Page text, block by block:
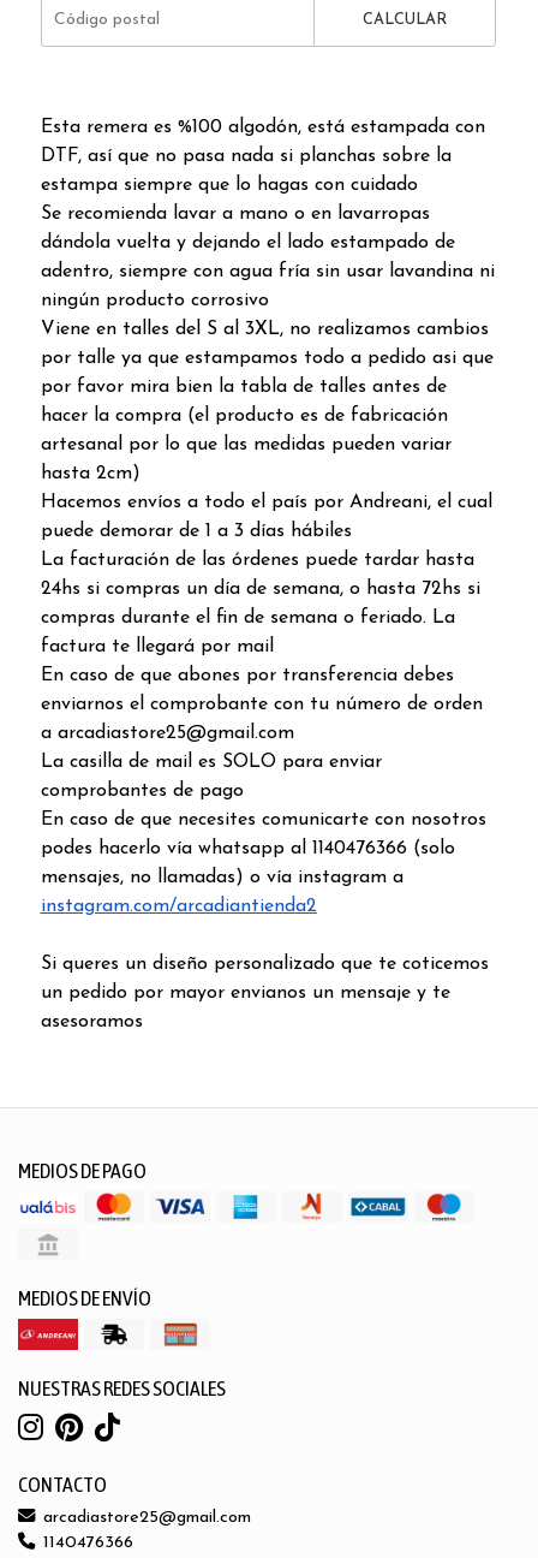
CALCULAR
Esta remera es %100 algodón, está estampada con
DTF, así que no pasa nada si planchas sobre la
estampa siempre que lo hagas con cuidado
Se recomienda lavar a mano o en lavarropas
dándola vuelta y dejando el lado estampado de
adentro, siempre con agua fría sin usar lavandina ni
ningún producto corrosivo
Viene en talles del S al 3XL, no realizamos cambios
por talle ya que estampamos todo a pedido asi que
por favor mira bien la tabla de talles antes de
hacer la compra (el producto es de fabricación
artesanal por lo que las medidas pueden variar
hasta 2cm)
Hacemos envíos a todo el país por Andreani, el cual
puede demorar de 1 a 3 días hábiles
La facturación de las órdenes puede tardar hasta
24hs si compras un día de semana, o hasta 72hs si
compras durante el fin de semana o feriado. La
factura te llegará por mail
En caso de que abones por transferencia debes
enviarnos el comprobante con tu número de orden
a arcadiastore25@gmail.com
La casilla de mail es SOLO para enviar
comprobantes de pago
En caso de que necesites comunicarte con nosotros
podes hacerlo vía whatsapp al 1140476366 (solo
mensajes, no llamadas) o vía instagram a
instagram.com/arcadiantienda2
Si queres un diseño personalizado que te coticemos
un pedido por mayor envianos un mensaje y te
asesoramos
MEDIOS DE PAGO
MEDIOS DE ENVÍO
NUESTRAS REDES SOCIALES
CONTACTO
arcadiastore25@gmail.com
1140476366